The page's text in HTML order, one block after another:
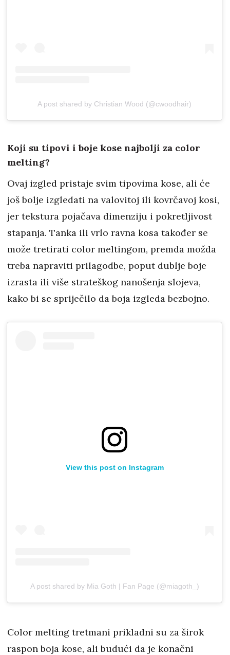
A post shared by Christian Wood (@cwoodhair)
Koji su tipovi i boje kose najbolji za color
melting?
Ovaj izgled pristaje svim tipovima kose, ali će
još bolje izgledati na valovitoj ili kovrčavoj kosi,
jer tekstura pojačava dimenziju i pokretljivost
stapanja. Tanka ili vrlo ravna kosa također se
može tretirati color meltingom, premda možda
treba napraviti prilagodbe, poput dublje boje
izrasta ili više strateškog nanošenja slojeva,
kako bi se spriječilo da boja izgleda bezbojno.
View this post on Instagram
A post shared by Mia Goth | Fan Page (@miagoth_)
Color melting tretmani prikladni su za širok
raspon boja kose, ali budući da je konačni